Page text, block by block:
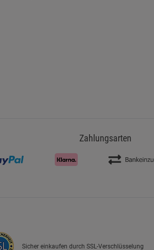
Zahlungsarten
Sicher einkaufen durch SSL-Verschlüsselung